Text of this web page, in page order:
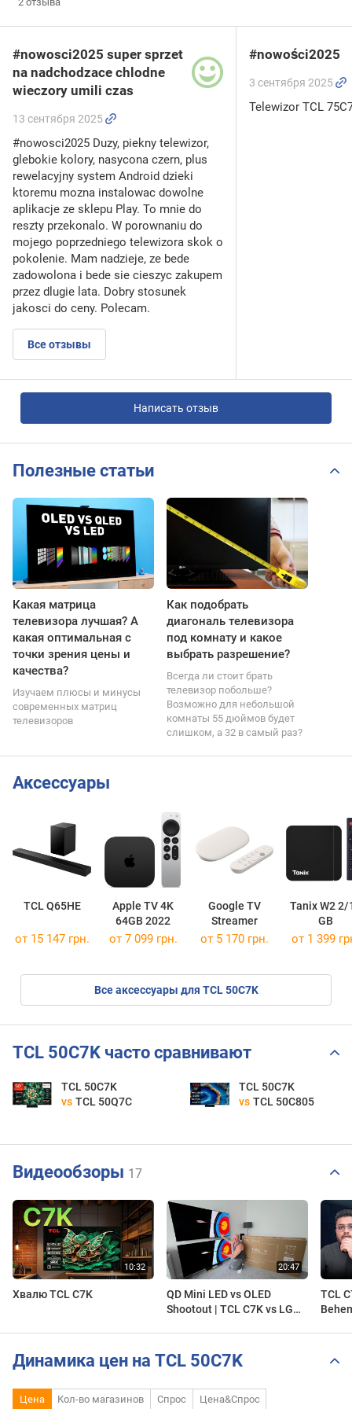
#nowosci2025 super sprzet
na nadchodzace chlodne
wieczory umili czas
13 сентября 2025
#nowosci2025 Duzy, piekny telewizor,
glebokie kolory, nasycona czern, plus
rewelacyjny system Android dzieki
ktoremu mozna instalowac dowolne
aplikacje ze sklepu Play. To mnie do
reszty przekonalo. W porownaniu do
mojego poprzedniego telewizora skok o
pokolenie. Mam nadzieje, ze bede
zadowolona i bede sie cieszyc zakupem
przez dlugie lata. Dobry stosunek
jakosci do ceny. Polecam.
Все отзывы
#nowości2025
3 сентября 2025
Telewizor TCL
Написать отзыв
Полезные статьи
Какая матрица
телевизора лучшая? А
какая оптимальная с
точки зрения цены и
качества?
Изучаем плюсы и минусы
современных матриц
телевизоров
Как подобрать
диагональ телевизора
под комнату и какое
выбрать разрешение?
Всегда ли стоит брать
телевизор побольше?
Возможно для небольшой
комнаты 55 дюймов будет
слишком, а 32 в самый раз?
Аксессуары
TCL Q65HE
Apple TV 4K
64GB 2022
Google TV
Streamer
Tanix W2 2/
GB
от 15 147 грн. от 7 099 грн. от 5 170 грн. от 1 399
Все аксессуары для TCL 50C7K
TCL 50C7K часто сравнивают
TCL 50C7K
vs TCL 50Q7C
TCL 50C7K
vs TCL 50C805
Видеообзоры 17
Хвалю TCL C7K
QD Mini LED vs OLED
Shootout | TCL C7K vs LG
TCL
Динамика цен на TCL 50C7K
Цена Кол-во магазинов Спрос Цена&Спрос